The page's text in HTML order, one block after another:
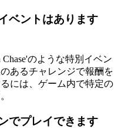
ベントはあります
Chase'のような特別イベン
あるチャレンジで報酬を
には、ゲーム内で特定の
でプレイできます